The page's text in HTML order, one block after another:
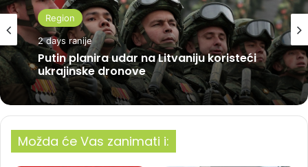
Region
2 days ranije
Putin planira udar na Litvaniju koristeći
ukrajinske dronove
Možda će Vas zanimati i: